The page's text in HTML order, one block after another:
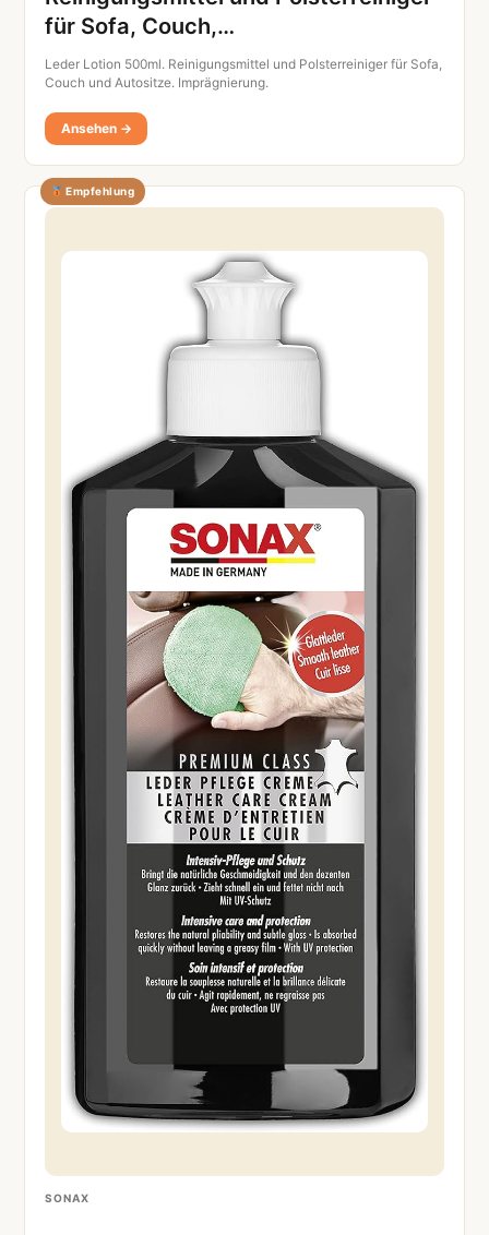
für Sofa, Couch,…
Leder Lotion 500ml. Reinigungsmittel und Polsterreiniger für Sofa,
Couch und Autositze. Imprägnierung.
Ansehen →
Empfehlung
SONAX